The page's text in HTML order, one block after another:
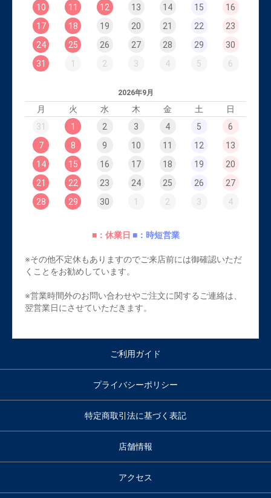
10
11 12 13 14 15
16
17
18 19 20 21 22
23
24
25 26 27 28 29
30
31
1 2 3 4 5 6
2026年9月
月 火 水 木 金 土
日
31
1 2 3 4 5
6
7
8 9 10 11 12
13
14
15 16 17 18 19
20
21
22 23 24 25 26
27
28
29 30 1 2 3 4
■：休業日 ■：時短営業
※その他不定休もありますのでご来店前には御確認いただ
くことをお勧めしています。
※営業時間外のお問い合わせやご注文に関するご連絡は、
翌営業日にさせていただきます。
ご利用ガイド
プライバシーポリシー
特定商取引法に基づく表記
店舗情報
アクセス